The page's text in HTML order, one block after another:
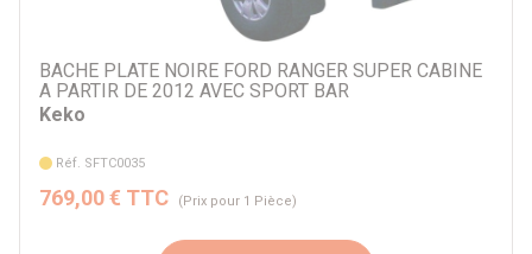
BACHE PLATE NOIRE FORD RANGER SUPER CABINE
A PARTIR DE 2012 AVEC SPORT BAR
Keko
Réf. SFTC0035
769,00 € TTC (Prix pour 1 Pièce)